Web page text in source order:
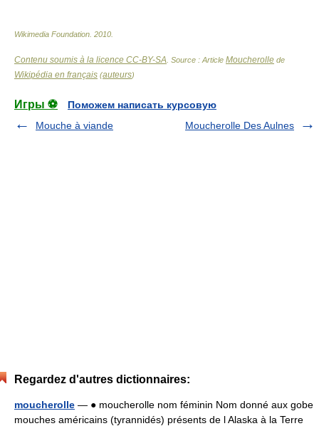
Wikimedia Foundation 2010
Contenu soumis à la licence CC-BY-SA . Source : Article Moucherolle de
Wikipédia en français (auteurs)
Игры ⚽
Поможем написать курсовую
Mouche à viande
Moucherolle Des Aulnes
Regardez d'autres dictionnaires:
moucherolle — ● moucherolle nom féminin Nom donné aux gobe
mouches américains (tyrannidés) présents de l Alaska à la Terre